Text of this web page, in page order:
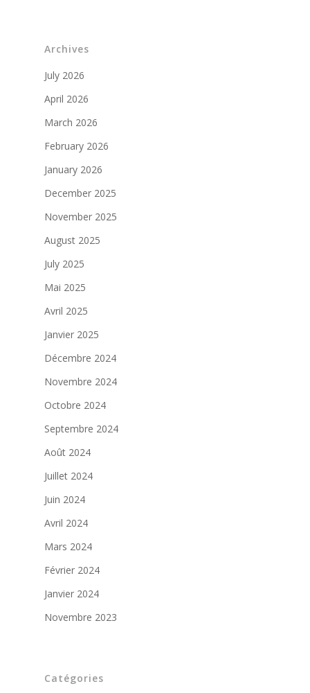
Archives
July 2026
April 2026
March 2026
February 2026
January 2026
December 2025
November 2025
August 2025
July 2025
Mai 2025
Avril 2025
Janvier 2025
Décembre 2024
Novembre 2024
Octobre 2024
Septembre 2024
Août 2024
Juillet 2024
Juin 2024
Avril 2024
Mars 2024
Février 2024
Janvier 2024
Novembre 2023
Catégories